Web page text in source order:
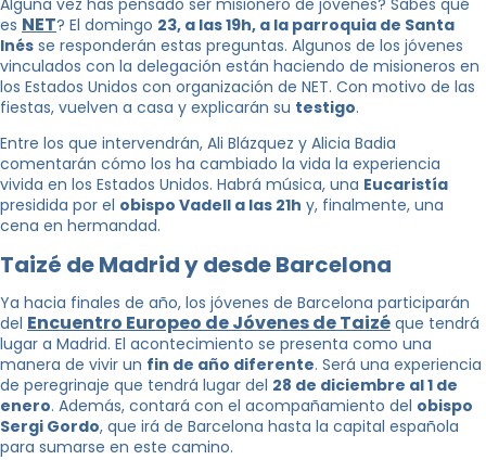
Alguna vez has pensado ser misionero de jóvenes? Sabes qué
es NET? El domingo 23, a las 19h, a la parroquia de Santa
Inés se responderán estas preguntas. Algunos de los jóvenes
vinculados con la delegación están haciendo de misioneros en
los Estados Unidos con organización de NET. Con motivo de las
fiestas, vuelven a casa y explicarán su testigo.
Entre los que intervendrán, Ali Blázquez y Alicia Badia
comentarán cómo los ha cambiado la vida la experiencia
vivida en los Estados Unidos. Habrá música, una Eucaristía
presidida por el obispo Vadell a las 21h y, finalmente, una
cena en hermandad.
Taizé de Madrid y desde Barcelona
Ya hacia finales de año, los jóvenes de Barcelona participarán
del Encuentro Europeo de Jóvenes de Taizé que tendrá
lugar a Madrid. El acontecimiento se presenta como una
manera de vivir un fin de año diferente. Será una experiencia
de peregrinaje que tendrá lugar del 28 de diciembre al 1 de
enero. Además, contará con el acompañamiento del obispo
Sergi Gordo, que irá de Barcelona hasta la capital española
para sumarse en este camino.